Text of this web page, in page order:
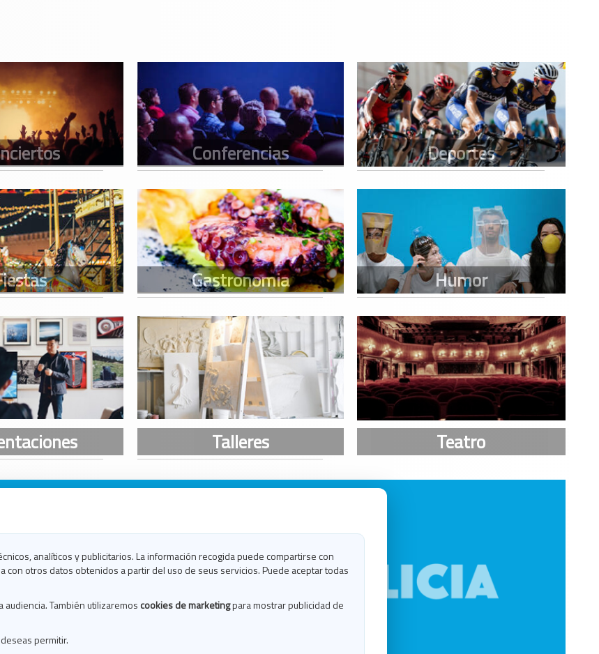
analíticos y publicitarios. La información recogida puede compartirse con
otros datos obtenidos a partir del uso de seus servicios. Puede aceptar todas
También utilizaremos cookies de marketingpara mostrar publicidad de
permitir.